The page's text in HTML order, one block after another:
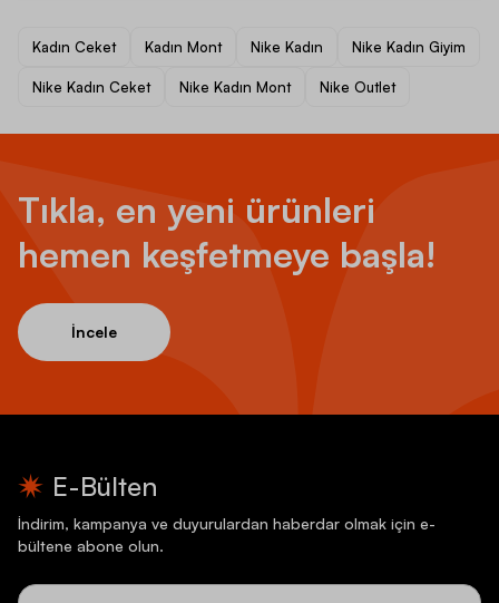
Kadın Ceket Kadın Mont Nike Kadın Nike Kadın Giyim
Nike Kadın Ceket Nike Kadın Mont Nike Outlet
Tıkla, en yeni ürünleri
hemen keşfetmeye başla!
İncele
E-Bülten
İndirim, kampanya ve duyurulardan haberdar olmak için e-
bültene abone olun.